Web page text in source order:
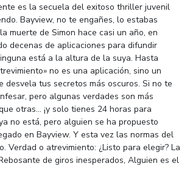
es la secuela del exitoso thriller juvenil
Bayview, no te engañes, lo estabas
muerte de Simon hace casi un año, en
decenas de aplicaciones para difundir
está a la altura de la suya. Hasta
no es una aplicación, sino un
desvela tus secretos más oscuros. Si no te
pero algunas verdades son más
otras... ¡y solo tienes 24 horas para
no está, pero alguien se ha propuesto
en Bayview. Y esta vez las normas del
Verdad o atrevimiento: ¿Listo para elegir? La
de giros inesperados, Alguien es el